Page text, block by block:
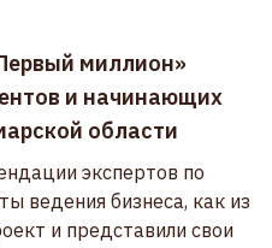
миллион»
и начинающих
области
экспертов по
ведения бизнеса, как из
и представили свои